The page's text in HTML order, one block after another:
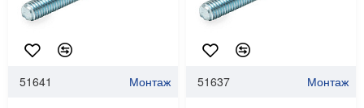
51641 Монтаж 51637 Монтаж